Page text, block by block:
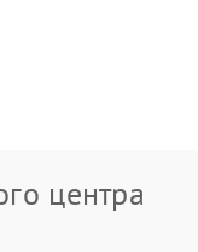
центра